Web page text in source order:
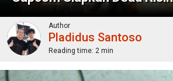
Author
Pladidus Santoso
Reading time: 2 min